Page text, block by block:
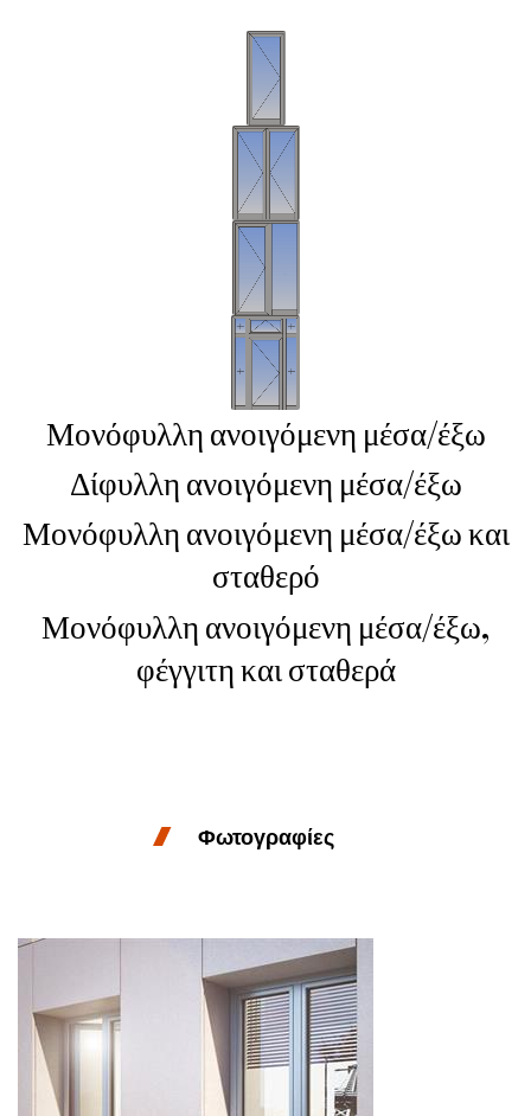
Μονόφυλλη ανοιγόμενη μέσα/έξω
Δίφυλλη ανοιγόμενη μέσα/έξω
Μονόφυλλη ανοιγόμενη μέσα/έξω και
σταθερό
Μονόφυλλη ανοιγόμενη μέσα/έξω,
φέγγιτη και σταθερά
Φωτογραφίες